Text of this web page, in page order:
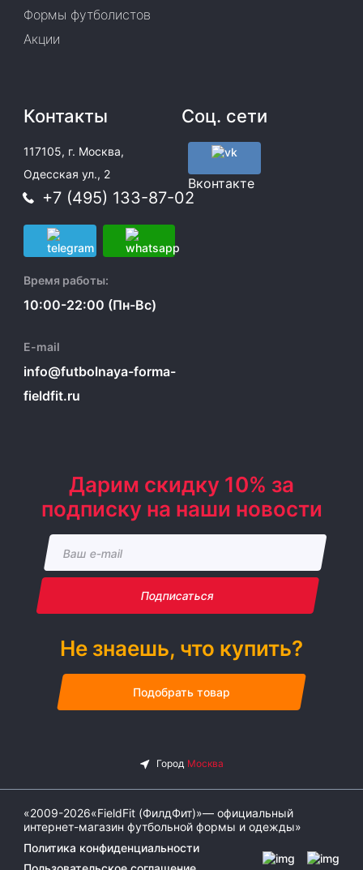
Формы футболистов
Акции
Контакты
117105, г. Москва,
Одесская ул., 2
+7 (495) 133-87-02
Время работы:
10:00-22:00 (Пн-Вс)
E-mail
info@futbolnaya-forma-
fieldfit.ru
Соц. сети
Вконтакте
Дарим скидку 10% за
подписку на наши новости
Подписаться
Не знаешь, что купить?
Подобрать товар
«2009-2026«FieldFit (ФилдФит)»— официальный
интернет-магазин футбольной формы и одежды»
Политика конфиденциальности